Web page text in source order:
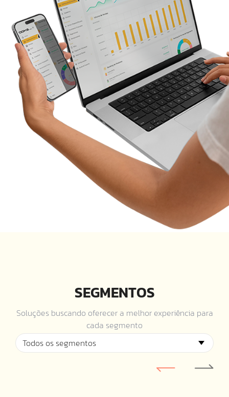
SEGMENTOS
Soluções buscando oferecer a melhor experiência para
cada segmento